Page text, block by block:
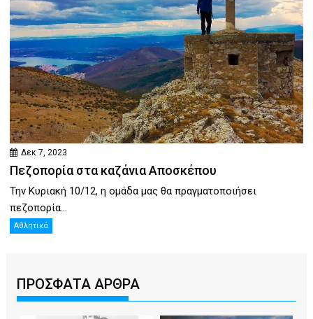
Δεκ 7, 2023
Πεζοπορία στα καζάνια Αποσκέπου
Την Κυριακή 10/12, η ομάδα μας θα πραγματοποιήσει
πεζοπορία...
Αθλητικά
ΠΡΟΣΦΑΤΑ ΑΡΘΡΑ